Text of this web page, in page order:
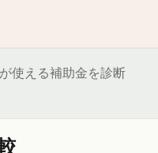
使える補助金を診断